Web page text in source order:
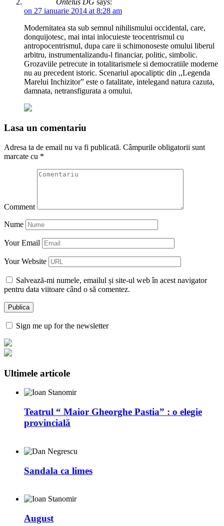
on 27 ianuarie 2014 at 8:28 am
Modernitatea sta sub semnul nihilismului occidental, care,
donquijotesc, mai intai inlocuieste teocentrismul cu
antropocentrismul, dupa care ii schimonoseste omului liberul
arbitru, instrumentalizandu-l financiar, politic, simbolic.
Grozaviile petrecute in totalitarismele si democratiile moderne
nu au precedent istoric. Scenariul apocaliptic din ,,Legenda
Marelui Inchizitor” este o fatalitate, intelegand natura cazuta,
damnata, netransfigurata a omului.
Lasa un comentariu
Adresa ta de email nu va fi publicată. Câmpurile obligatorii sunt
marcate cu *
Comment
Nume
Your Email
Your Website
Salvează-mi numele, emailul și site-ul web în acest navigator
pentru data viitoare când o să comentez.
Sign me up for the newsletter
Ultimele articole
Teatrul “ Maior Gheorghe Pastia” : o elegie
provincială
Sandala ca limes
August